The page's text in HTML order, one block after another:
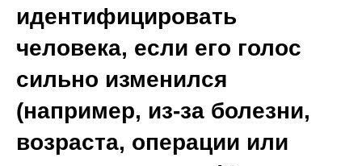
идентифицировать
человека, если его голос
сильно изменился
(например, из-за болезни,
возраста, операции или